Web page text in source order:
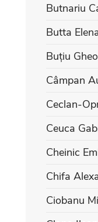
Butnariu
Butta
Buțiu
Câmpan
Ceclan-
Ceuca
Cheinic
Chifa
Ciobanu